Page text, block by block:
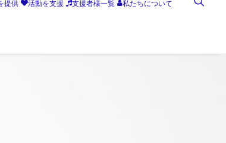
提供 活動を支援 支援者様一覧 私たちについて